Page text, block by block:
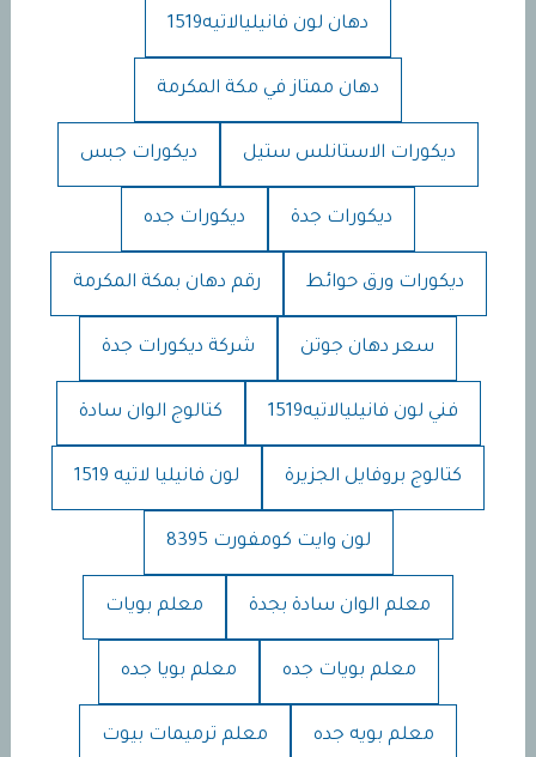
دهان لون فانيليالاتيه1519
دهان ممتاز في مكة المكرمة
ديكورات الاستانلس ستيل ديكورات جبس
ديكورات جدة ديكورات جده
ديكورات ورق حوائط رقم دهان بمكة المكرمة
سعر دهان جوتن شركة ديكورات جدة
فني لون فانيليالاتيه1519 كتالوج الوان سادة
كتالوج بروفايل الجزيرة لون فانيليا لاتيه 1519
لون وايت كومفورت 8395
معلم الوان سادة بجدة معلم بويات
معلم بويات جده معلم بويا جده
معلم بويه جده معلم ترميمات بيوت